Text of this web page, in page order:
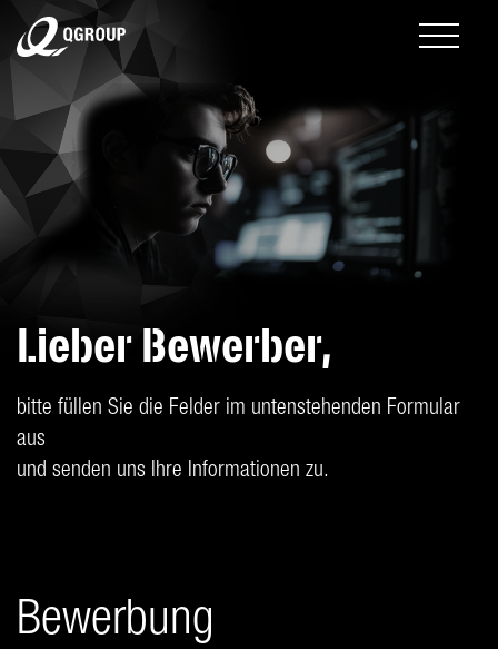
Lieber Bewerber,
bitte füllen Sie die Felder im untenstehenden Formular
aus
und senden uns Ihre Informationen zu.
Bewerbung